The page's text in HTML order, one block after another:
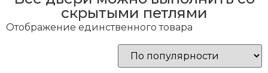
скрытыми петлями
Отображение единственного товара